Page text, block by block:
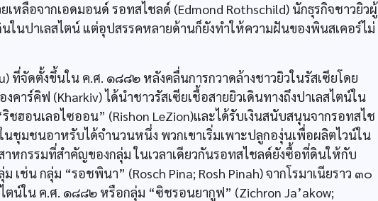
หลือจากเอดมอนด์ รอทสไชลด์ (Edmond Rothschild) นักธุรกิจชาวยิวผู้
ในปาเลสไตน์ แต่อุปสรรคหลายด้านก็ยังทำให้ความฝันของพินสเคอร์ไม่
ที่จัดตั้งขึ้นใน ค.ศ. ๑๘๘๒ หลังคลื่นการกวาดล้างชาวยิวในรัสเซียโดย
าร์คิฟ (Kharkiv) ได้นำชาวรัสเซียเชื้อสายยิวเดินทางถึงปาเลสไตน์ใน
ฮอนเลอไซออน” (Rishon LeZion)และได้รับเงินสนับสนุนจากรอทสไช
ชุมชนอาหรับได้จำนวนหนึ่ง พวกเขาเริ่มเพาะปลูกองุ่นเพื่อผลิตไวน์ใน
หกรรมที่สำคัญของกลุ่ม ในเวลาเดียวกันรอทสไชลด์ยังซื้อที่ดินให้กับ
ช่น กลุ่ม “รอชพินา” (Rosch Pina; Rosh Pinah) จากโรมาเนียราว ๓๐
ตน์ใน ค.ศ. ๑๘๘๒ หรือกลุ่ม “ซิชรอนยากูฟ” (Zichron Ja’akow;